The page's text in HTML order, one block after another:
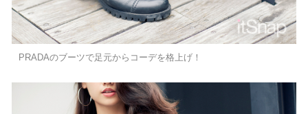
PRADAのブーツで足元からコーデを格上げ！